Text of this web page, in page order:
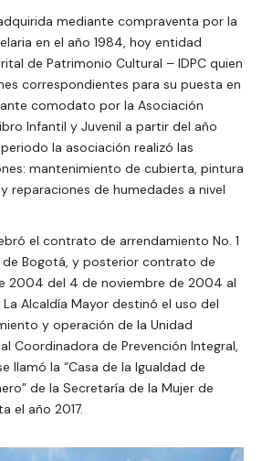
mediante compraventa por la
en el año 1984, hoy entidad
de Patrimonio Cultural – IDPC quien
correspondientes para su puesta en
comodato por la Asociación
Infantil y Juvenil a partir del año
la asociación realizó las
mantenimiento de cubierta, pintura
reparaciones de humedades a nivel
el contrato de arrendamiento No. 1
de Bogotá, y posterior contrato de
2004 del 4 de noviembre de 2004 al
La Alcaldía Mayor destinó el uso del
y operación de la Unidad
Coordinadora de Prevención Integral,
llamó la “Casa de la Igualdad de
de la Secretaría de la Mujer de
el año 2017.